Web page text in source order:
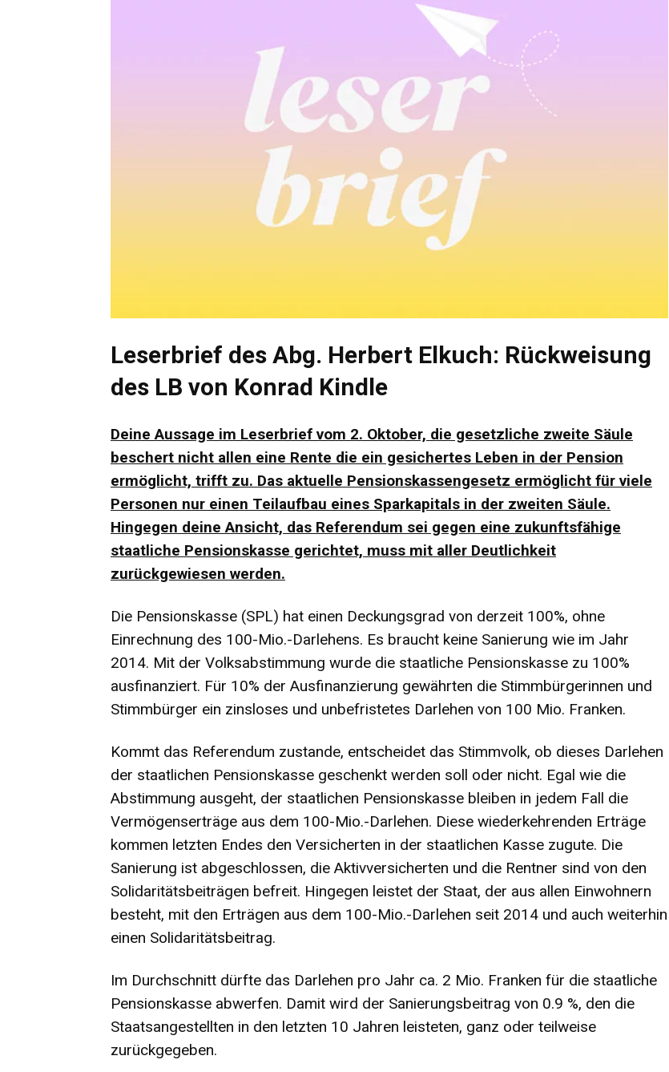
Leserbrief des Abg. Herbert Elkuch: Rückweisung
des LB von Konrad Kindle
Deine Aussage im Leserbrief vom 2. Oktober, die gesetzliche zweite Säule
beschert nicht allen eine Rente die ein gesichertes Leben in der Pension
ermöglicht, trifft zu. Das aktuelle Pensionskassengesetz ermöglicht für viele
Personen nur einen Teilaufbau eines Sparkapitals in der zweiten Säule.
Hingegen deine Ansicht, das Referendum sei gegen eine zukunftsfähige
staatliche Pensionskasse gerichtet, muss mit aller Deutlichkeit
zurückgewiesen werden.
Die Pensionskasse (SPL) hat einen Deckungsgrad von derzeit 100%, ohne
Einrechnung des 100-Mio.-Darlehens. Es braucht keine Sanierung wie im Jahr
2014. Mit der Volksabstimmung wurde die staatliche Pensionskasse zu 100%
ausfinanziert. Für 10% der Ausfinanzierung gewährten die Stimmbürgerinnen und
Stimmbürger ein zinsloses und unbefristetes Darlehen von 100 Mio. Franken.
Kommt das Referendum zustande, entscheidet das Stimmvolk, ob dieses Darlehen
der staatlichen Pensionskasse geschenkt werden soll oder nicht. Egal wie die
Abstimmung ausgeht, der staatlichen Pensionskasse bleiben in jedem Fall die
Vermögenserträge aus dem 100-Mio.-Darlehen. Diese wiederkehrenden Erträge
kommen letzten Endes den Versicherten in der staatlichen Kasse zugute. Die
Sanierung ist abgeschlossen, die Aktivversicherten und die Rentner sind von den
Solidaritätsbeiträgen befreit. Hingegen leistet der Staat, der aus allen Einwohnern
besteht, mit den Erträgen aus dem 100-Mio.-Darlehen seit 2014 und auch weiterhin
einen Solidaritätsbeitrag.
Im Durchschnitt dürfte das Darlehen pro Jahr ca. 2 Mio. Franken für die staatliche
Pensionskasse abwerfen. Damit wird der Sanierungsbeitrag von 0.9 %, den die
Staatsangestellten in den letzten 10 Jahren leisteten, ganz oder teilweise
zurückgegeben.